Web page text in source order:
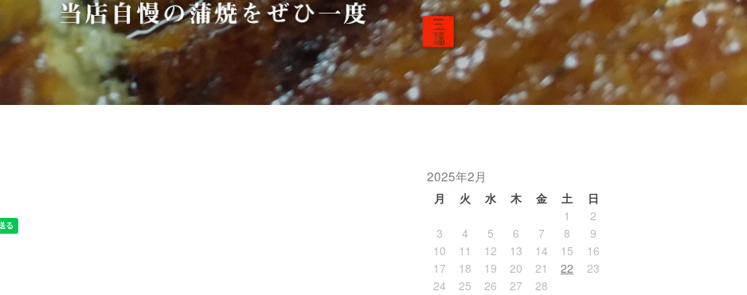
2025年2月
月 火 水 木 金 土
日
1
2
3
4 5 6 7 8
9
10
11 12 13 14 15
16
17
18 19 20 21 22
23
24
25 26 27
28